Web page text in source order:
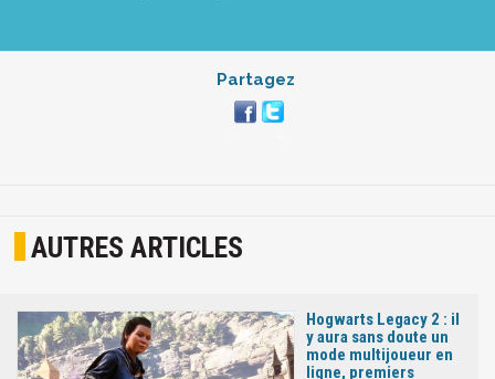
Partagez
AUTRES ARTICLES
Hogwarts Legacy 2 : il
y aura sans doute un
mode multijoueur en
ligne, premiers